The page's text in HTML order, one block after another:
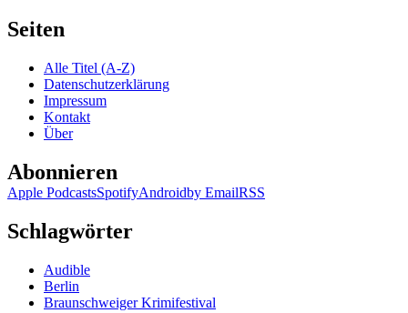
Seiten
Alle Titel (A-Z)
Datenschutzerklärung
Impressum
Kontakt
Über
Abonnieren
Apple PodcastsSpotifyAndroidby EmailRSS
Schlagwörter
Audible
Berlin
Braunschweiger Krimifestival